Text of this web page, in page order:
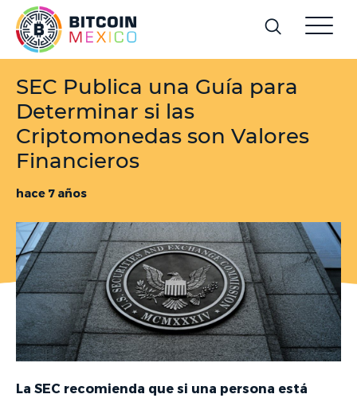
SEC Publica una Guía para
Determinar si las
Criptomonedas son Valores
Financieros
hace 7 años
La SEC recomienda que si una persona está